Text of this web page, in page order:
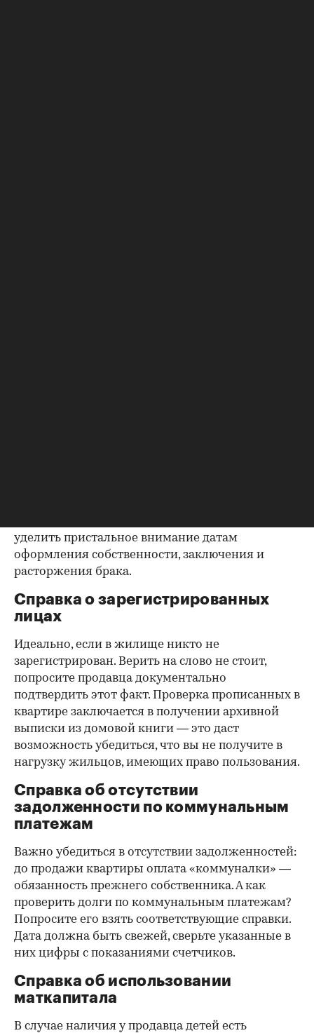
уделить пристальное внимание датам
оформления собственности, заключения и
расторжения брака.
Справка о зарегистрированных
лицах
Идеально, если в жилище никто не
зарегистрирован. Верить на слово не стоит,
попросите продавца документально
подтвердить этот факт. Проверка прописанных в
квартире заключается в получении архивной
выписки из домовой книги — это даст
возможность убедиться, что вы не получите в
нагрузку жильцов, имеющих право пользования.
Справка об отсутствии
задолженности по коммунальным
платежам
Важно убедиться в отсутствии задолженностей:
до продажи квартиры оплата «коммуналки» —
обязанность прежнего собственника. А как
проверить долги по коммунальным платежам?
Попросите его взять соответствующие справки.
Дата должна быть свежей, сверьте указанные в
них цифры с показаниями счетчиков.
Справка об использовании
маткапитала
В случае наличия у продавца детей есть